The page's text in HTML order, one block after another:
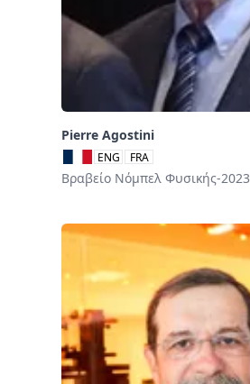
Pierre Agostini
ENG FRA
Βραβείο Νόμπελ Φυσικής-2023